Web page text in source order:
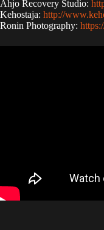
Ahjo Recovery Studio:
Kehostaja: http://
Ronin Photography: